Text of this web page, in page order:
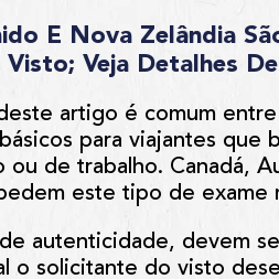
E Nova Zelândia
Veja Detalhes
artigo é comum
para viajantes que
de trabalho. Canadá,
este tipo de
autenticidade, devem
o solicitante do visto